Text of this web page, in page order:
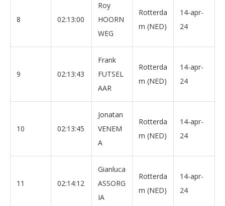
8 02:13:00
Roy
HOORN
WEG
Rotterda
m (NED)
14-apr-
24
9 02:13:43
Frank
FUTSEL
AAR
Rotterda
m (NED)
14-apr-
24
10 02:13:45
Jonatan
VENEM
A
Rotterda
m (NED)
14-apr-
24
11 02:14:12
Gianluca
ASSORG
IA
Rotterda
m (NED)
14-apr-
24